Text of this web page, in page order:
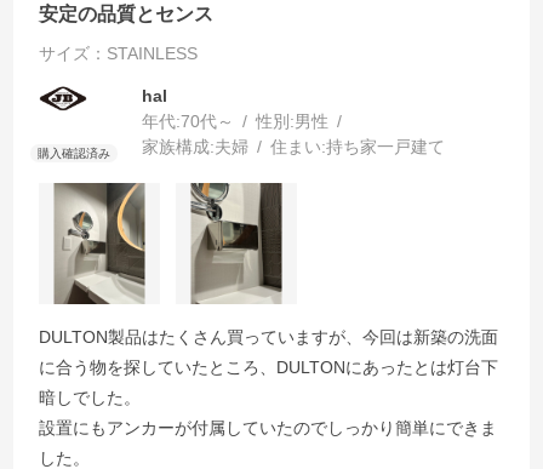
安定の品質とセンス
サイズ：STAINLESS
hal
年代:70代～ 性別:男性
家族構成:夫婦 住まい:持ち家一戸建て
DULTON製品はたくさん買っていますが、今回は新築の洗面
に合う物を探していたところ、DULTONにあったとは灯台下
暗しでした。
設置にもアンカーが付属していたのでしっかり簡単にできま
した。